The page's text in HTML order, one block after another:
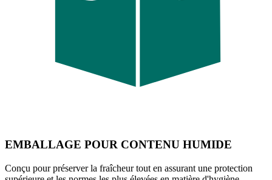
EMBALLAGE POUR CONTENU HUMIDE
Conçu pour préserver la fraîcheur tout en assurant une protection